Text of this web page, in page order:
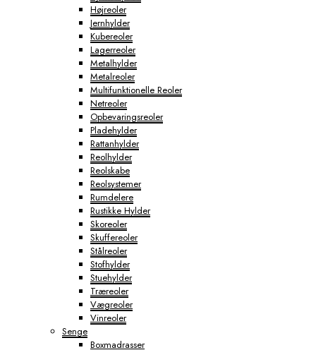
Højreoler
Jernhylder
Kubereoler
Lagerreoler
Metalhylder
Metalreoler
Multifunktionelle Reoler
Netreoler
Opbevaringsreoler
Pladehylder
Rattanhylder
Reolhylder
Reolskabe
Reolsystemer
Rumdelere
Rustikke Hylder
Skoreoler
Skuffereoler
Stålreoler
Stofhylder
Stuehylder
Træreoler
Vægreoler
Vinreoler
Senge
Boxmadrasser